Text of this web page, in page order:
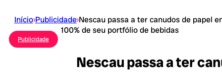
Início›Publicidade›Nescau passa a ter canudos de papel
100% de seu portfólio de bebidas
Publicidade
Nescau passa a ter